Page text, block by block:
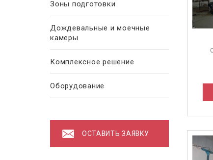
Зоны подготовки
Дождевальные и моечные
камеры
Комплексное решение
Оборудование
ОСТАВИТЬ ЗАЯВКУ